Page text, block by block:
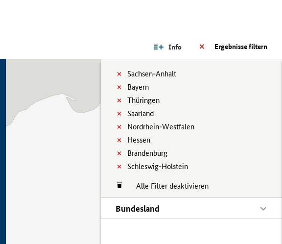
Ergebnisse filtern
Info
Sachsen-Anhalt
Bayern
Thüringen
Saarland
Nordrhein-Westfalen
Hessen
Brandenburg
Schleswig-Holstein
Alle Filter deaktivieren
Bundesland